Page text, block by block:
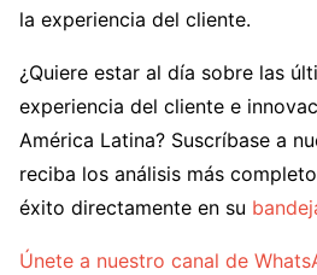
la experiencia del cliente.
¿Quiere estar al día sobre las
experiencia del cliente e
América Latina? Suscríbase a
reciba los análisis más
éxito directamente en su
Únete a nuestro canal de